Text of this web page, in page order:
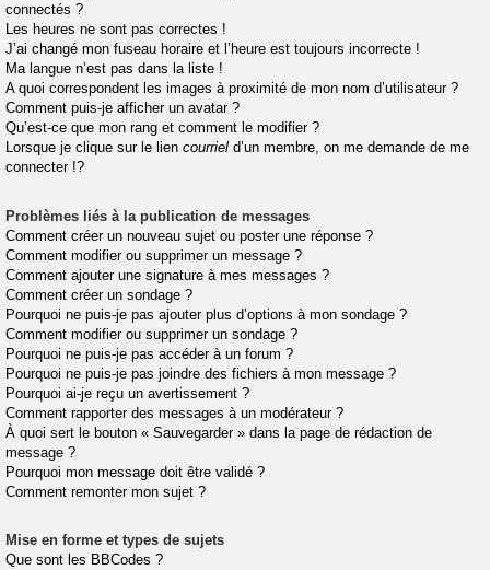
connectés ?
Les heures ne sont pas correctes !
J’ai changé mon fuseau horaire et l’heure est toujours incorrecte !
Ma langue n’est pas dans la liste !
A quoi correspondent les images à proximité de mon nom d’utilisateur ?
Comment puis-je afficher un avatar ?
Qu’est-ce que mon rang et comment le modifier ?
Lorsque je clique sur le lien courriel d’un membre, on me demande de me
connecter !?
Problèmes liés à la publication de messages
Comment créer un nouveau sujet ou poster une réponse ?
Comment modifier ou supprimer un message ?
Comment ajouter une signature à mes messages ?
Comment créer un sondage ?
Pourquoi ne puis-je pas ajouter plus d’options à mon sondage ?
Comment modifier ou supprimer un sondage ?
Pourquoi ne puis-je pas accéder à un forum ?
Pourquoi ne puis-je pas joindre des fichiers à mon message ?
Pourquoi ai-je reçu un avertissement ?
Comment rapporter des messages à un modérateur ?
À quoi sert le bouton « Sauvegarder » dans la page de rédaction de
message ?
Pourquoi mon message doit être validé ?
Comment remonter mon sujet ?
Mise en forme et types de sujets
Que sont les BBCodes ?